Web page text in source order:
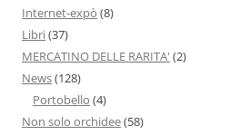
Internet-expò (8)
Libri(37)
MERCATINO DELLE RARITA' (2)
News(128)
Portobello (4)
Non solo orchidee(58)